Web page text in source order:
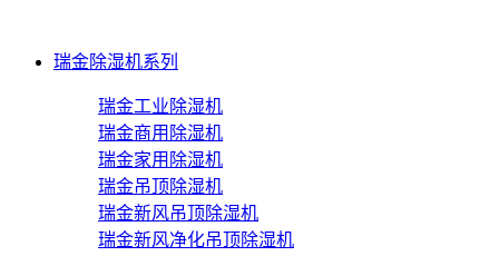
瑞金除湿机系列
瑞金工业除湿机
瑞金商用除湿机
瑞金家用除湿机
瑞金吊顶除湿机
瑞金新风吊顶除湿机
瑞金新风净化吊顶除湿机